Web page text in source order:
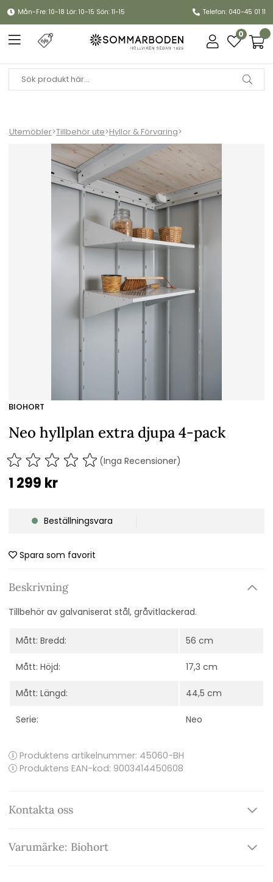
Mån-Fre: 10-18 Lör: 10-15 Sön: 11-15 Telefon: 040-45 01 11
0
Utemöbler>Tillbehör ute>Hyllor & Förvaring>
Neo hyllplan extra djupa 4-pack
BIOHORT
Neo hyllplan extra djupa 4-pack
(Inga Recensioner)
1 299 kr
Beställningsvara
Spara som favorit
Beskrivning
Tillbehör av galvaniserat stål, gråvitlackerad.
Mått: Bredd: 56 cm
Mått: Höjd: 17,3 cm
Mått: Längd: 44,5 cm
Serie: Neo
Produktens artikelnummer: 45060-BH
Produktens EAN-kod: 9003414450608
Kontakta oss
Varumärke: Biohort